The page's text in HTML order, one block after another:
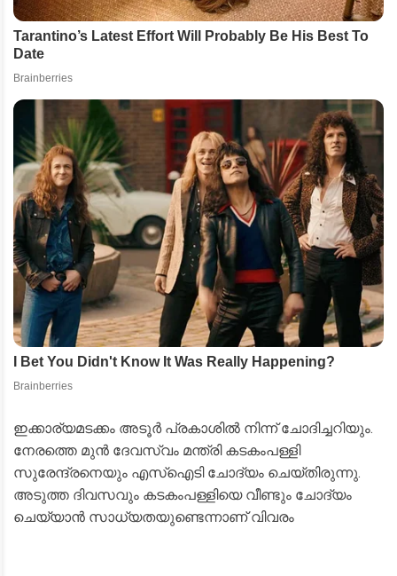
ഇക്കാര്യമടക്കം അടൂർ പ്രകാശിൽ നിന്ന് ചോദിച്ചറിയും.
നേരത്തെ മുൻ ദേവസ്വം മന്ത്രി കടകംപള്ളി
സുരേന്ദ്രനെയും എസ്‌ഐടി ചോദ്യം ചെയ്തിരുന്നു.
അടുത്ത ദിവസവും കടകംപള്ളിയെ വീണ്ടും ചോദ്യം
ചെയ്യാൻ സാധ്യതയുണ്ടെന്നാണ് വിവരം